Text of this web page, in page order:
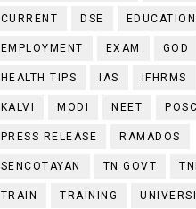
CURRENT DSE
EMPLOYMENT EXAM GOD
HEALTH TIPS IAS IFHRMS
KALVI MODI NEET
PRESS RELEASE RAMADOS
SENCOTAYAN TN GOVT
TRAIN TRAINING